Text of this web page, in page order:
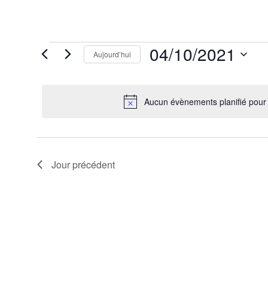
Évènements
for
Aucun évènements planifié
Aujourd’hui 04/10/2021
Jour précédent